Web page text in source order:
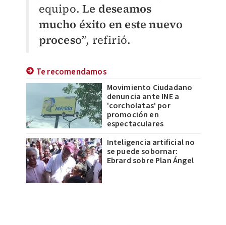
equipo. Le deseamos
mucho éxito en este nuevo
proceso”, refirió.
Te recomendamos
Movimiento Ciudadano
denuncia ante INE a
'corcholatas' por
promoción en
espectaculares
Inteligencia artificial no
se puede sobornar:
Ebrard sobre Plan Ángel